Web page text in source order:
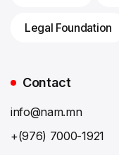
Legal Foundation
Contact
info@nam.mn
+(976) 7000-1921